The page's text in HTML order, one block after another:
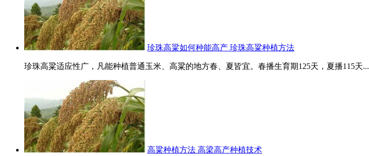
珍珠高粱如何种能高产 珍珠高粱种植方法
珍珠高粱适应性广，凡能种植普通玉米、高粱的地方春、夏皆宜。春播生育期125天，夏播115天...
高粱种植方法 高梁高产种植技术